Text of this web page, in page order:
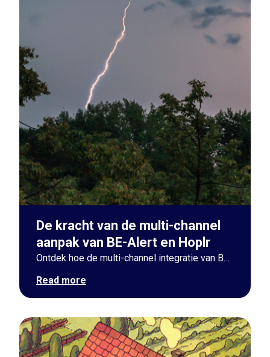
De kracht van de multi-channel
aanpak van BE-Alert en Hoplr
Ontdek hoe de multi-channel integratie van BE-Alert en Hoplr lokale besturen ontzorgt met razendsnelle, betrouwbare crisiscommunicatie naar inwoners.
Read more